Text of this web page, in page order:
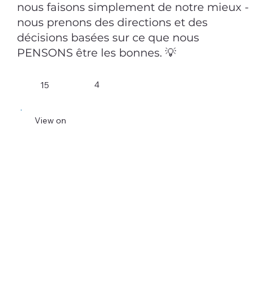
nous faisons simplement de notre mieux -
nous prenons des directions et des
décisions basées sur ce que nous
PENSONS être les bonnes. 💡
15 4
View on